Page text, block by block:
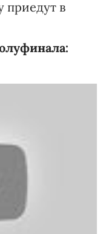
приедут в